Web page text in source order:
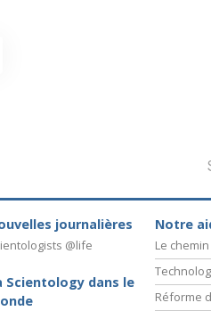
journalières
@life
Scientology dans le
Notre
Le
Réforme